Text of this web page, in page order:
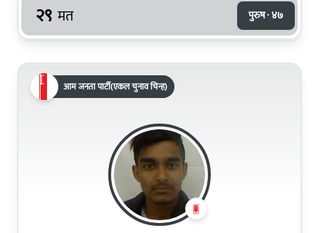
२९ मत पुरुष · ४७
आम जनता पार्टी(एकल चुनाव चिन्ह)